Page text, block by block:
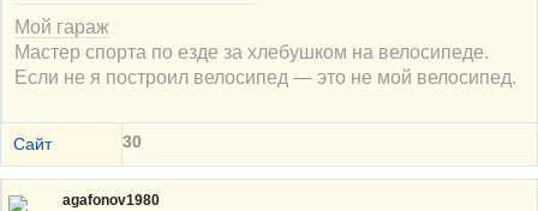
Мой гараж
Мастер спорта по езде за хлебушком на велосипеде.
Если не я построил велосипед — это не мой велосипед.
Сайт 30
agafonov1980